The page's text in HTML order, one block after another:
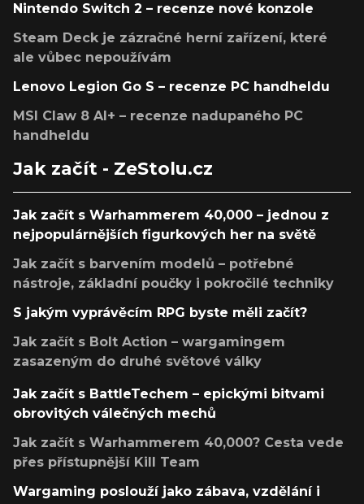
Nintendo Switch 2 – recenze nové konzole
Steam Deck je zázračné herní zařízení, které
ale vůbec nepoužívám
Lenovo Legion Go S – recenze PC handheldu
MSI Claw 8 AI+ – recenze nadupaného PC
handheldu
Jak začít - ZeStolu.cz
Jak začít s Warhammerem 40,000 – jednou z
nejpopulárnějších figurkových her na světě
Jak začít s barvením modelů – potřebné
nástroje, základní poučky i pokročilé techniky
S jakým vyprávěcím RPG byste měli začít?
Jak začít s Bolt Action – wargamingem
zasazeným do druhé světové války
Jak začít s BattleTechem – epickými bitvami
obrovitých válečných mechů
Jak začít s Warhammerem 40,000? Cesta vede
přes přístupnější Kill Team
Wargaming poslouží jako zábava, vzdělání i